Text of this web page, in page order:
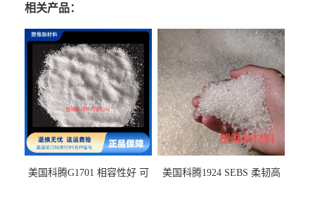
相关产品：
美国科腾G1701 相容性好 可
美国科腾1924 SEBS 柔韧高